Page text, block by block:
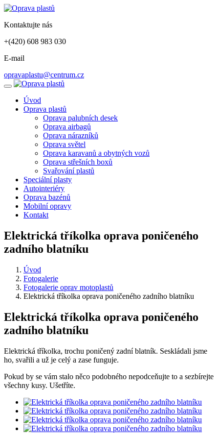
Kontaktujte nás
+(420) 608 983 030
E-mail
opravaplastu@centrum.cz
Úvod
Oprava plastů
Oprava palubních desek
Oprava airbagů
Oprava nárazníků
Oprava světel
Oprava karavanů a obytných vozů
Oprava střešních boxů
Svařování plastů
Speciální plasty
Autointeriéry
Oprava bazénů
Mobilní opravy
Kontakt
Elektrická tříkolka oprava poničeného
zadního blatníku
Úvod
Fotogalerie
Fotogalerie oprav motoplastů
Elektrická tříkolka oprava poničeného zadního blatníku
Elektrická tříkolka oprava poničeného
zadního blatníku
Elektrická tříkolka, trochu poničený zadní blatník. Seskládali jsme
ho, svařili a už je celý a zase funguje.
Pokud by se vám stalo něco podobného nepodceňujte to a sezbírejte
všechny kusy. Ušetříte.